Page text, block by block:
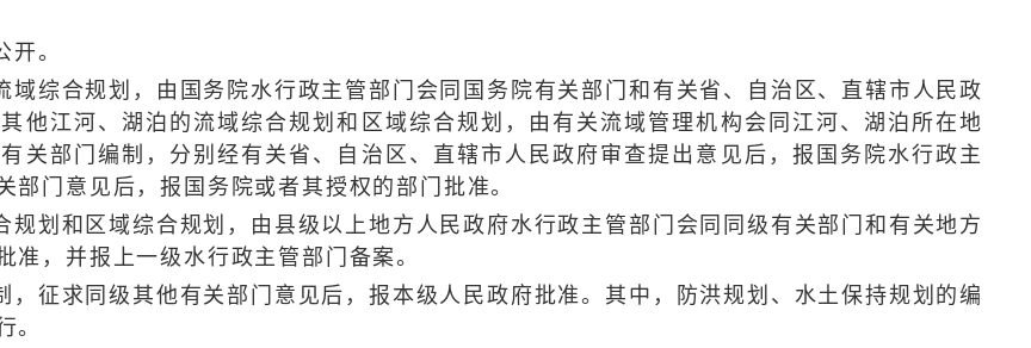
。
合规划，由国务院水行政主管部门会同国务院有关部门和有关省、自治区、直辖市人民政
他江河、湖泊的流域综合规划和区域综合规划，由有关流域管理机构会同江河、湖泊所在地
关部门编制，分别经有关省、自治区、直辖市人民政府审查提出意见后，报国务院水行政主
门意见后，报国务院或者其授权的部门批准。
和区域综合规划，由县级以上地方人民政府水行政主管部门会同同级有关部门和有关地方
，并报上一级水行政主管部门备案。
求同级其他有关部门意见后，报本级人民政府批准。其中，防洪规划、水土保持规划的编
。